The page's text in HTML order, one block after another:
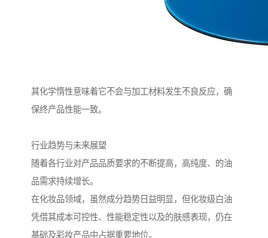
其化学惰性意味着它不会与加工材料发生不良反应，确
保终产品性能一致。
行业趋势与未来展望
随着各行业对产品品质要求的不断提高，高纯度、的油
品需求持续增长。
在化妆品领域，虽然成分趋势日益明显，但化妆级白油
凭借其成本可控性、性能稳定性以及的肤感表现，仍在
基础及彩妆产品中占据重要地位。